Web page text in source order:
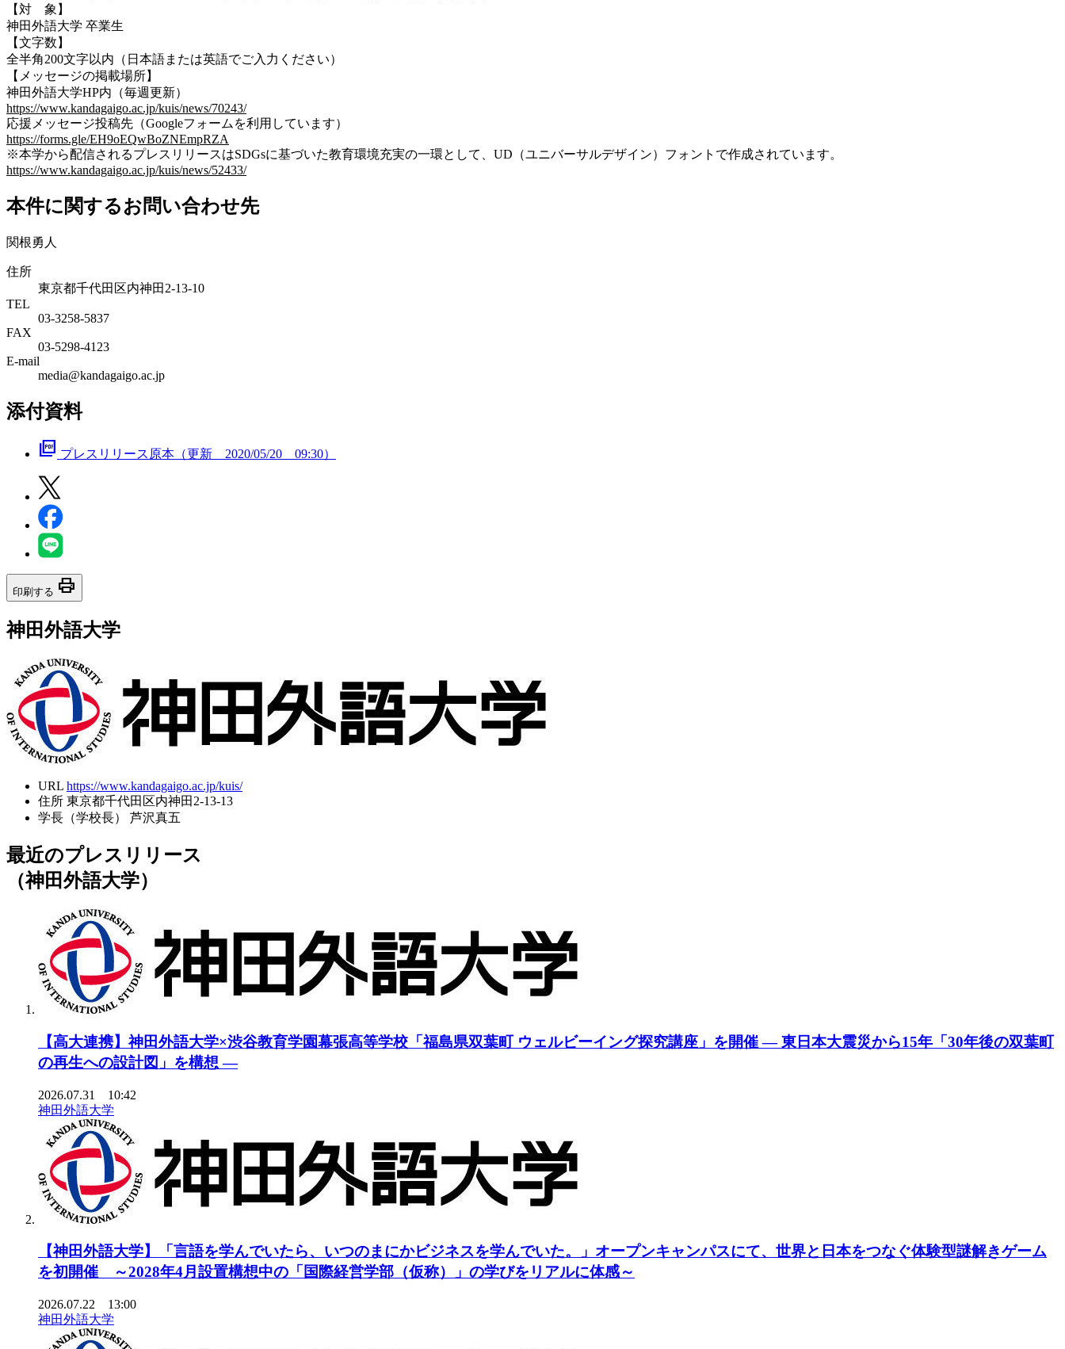
【対 象】
神田外語大学 卒業生
【文字数】
全半角200文字以内（日本語または英語でご入力ください）
【メッセージの掲載場所】
神田外語大学HP内（毎週更新）
https://www.kandagaigo.ac.jp/kuis/news/70243/
応援メッセージ投稿先（Googleフォームを利用しています）
https://forms.gle/EH9oEQwBoZNEmpRZA
※本学から配信されるプレスリリースはSDGsに基づいた教育環境充実の一環として、UD（ユニバーサルデザイン）フォントで作成されています。
https://www.kandagaigo.ac.jp/kuis/news/52433/
本件に関するお問い合わせ先
関根勇人
住所
東京都千代田区内神田2-13-10
TEL
03-3258-5837
FAX
03-5298-4123
E-mail
media@kandagaigo.ac.jp
添付資料
picture_as_pdf プレスリリース原本（更新 2020/05/20 09:30）
印刷する print
神田外語大学
URL https://www.kandagaigo.ac.jp/kuis/
住所 東京都千代田区内神田2-13-13
学長（学校長）
芦沢真五
最近のプレスリリース
（神田外語大学）
【高大連携】神田外語大学×渋谷教育学園幕張高等学校「福島県双葉町 ウェルビーイング探究講座」を開催 ― 東日本大震災から15年「30年後の双葉町
の再生への設計図」を構想 ―
2026.07.31 10:42
神田外語大学
【神田外語大学】「言語を学んでいたら、いつのまにかビジネスを学んでいた。」オープンキャンパスにて、世界と日本をつなぐ体験型謎解きゲーム
を初開催 ～2028年4月設置構想中の「国際経営学部（仮称）」の学びをリアルに体感～
2026.07.22 13:00
神田外語大学